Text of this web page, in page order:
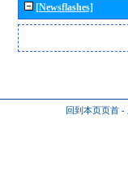
[Newsflashes]
回到本页页首 -